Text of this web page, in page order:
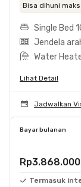
Bisa dihuni
Single Bed
Jendela
Water
Lihat Detail
Jadwalkan
Bayar bulanan
Rp3.868.000
Termasuk